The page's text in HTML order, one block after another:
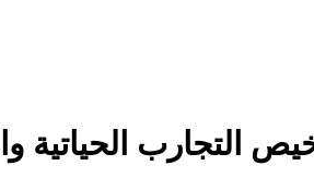
التجارب الحياتية